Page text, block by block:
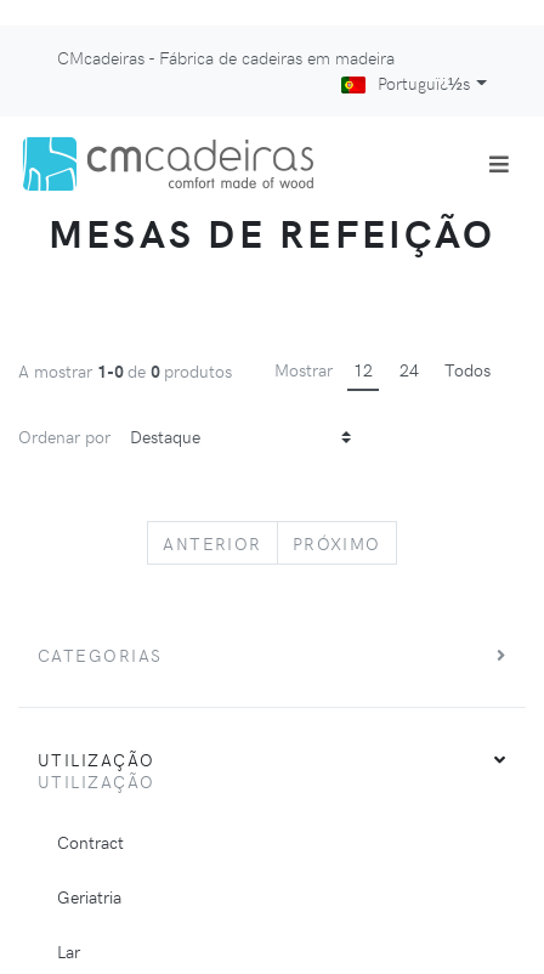
CMcadeiras - Fábrica de cadeiras em madeira
Portuguï¿½s
MESAS DE REFEIÇÃO
A mostrar 1-0de 0 produtos Mostrar 12 24 Todos
Ordenar por
ANTERIOR PREVIOUS
PRÓXIMO
CATEGORIAS
UTILIZAÇÃO
UTILIZAÇÃO
Contract
Geriatria
Lar